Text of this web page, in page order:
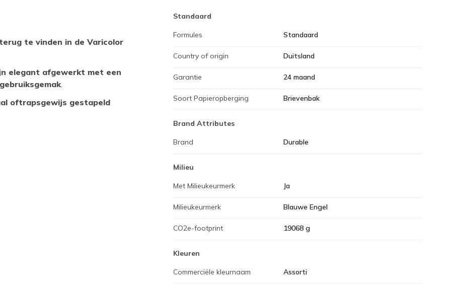
te vinden in de Varicolor
elegant afgewerkt met een
.
oftrapsgewijs gestapeld
Standaard
Formules Standaard
Country of origin Duitsland
Garantie 24 maand
Soort Papieropberging Brievenbak
Brand Attributes
Brand Durable
Milieu
Met Milieukeurmerk Ja
Milieukeurmerk Blauwe Engel
CO2e-footprint 19068 g
Kleuren
Commerciële kleurnaam Assorti